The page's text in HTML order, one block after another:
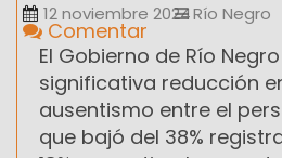
12 noviembre 2024Río Negro
Comentar
El Gobierno de Río
significativa reducción
ausentismo entre el
que bajó del 38%